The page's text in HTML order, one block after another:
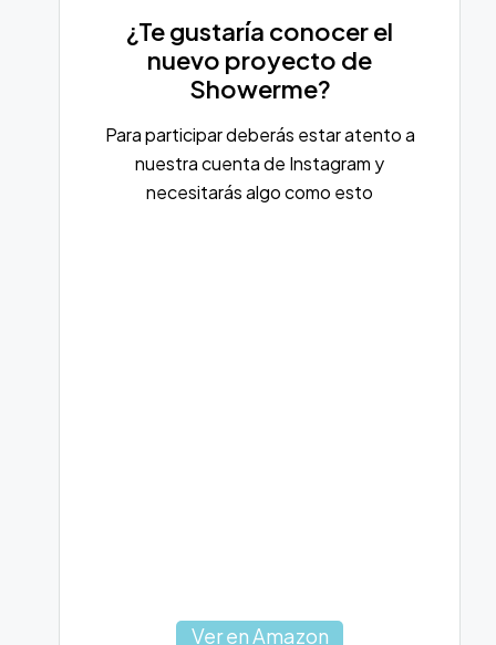
¿Te gustaría conocer el
nuevo proyecto de
Showerme?
Para participar deberás estar atento a
nuestra cuenta de Instagram y
necesitarás algo como esto
Ver en Amazon